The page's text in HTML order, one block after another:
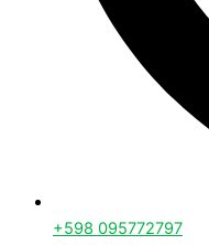
+598 095772797